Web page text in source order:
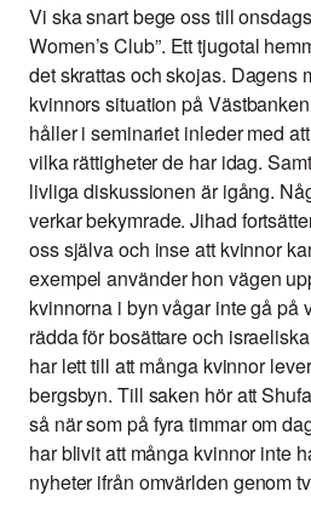
Vi ska snart bege oss till
Women’s Club”. Ett tjugotal
det skrattas och skojas. Dagens
kvinnors situation på
håller i seminariet inleder med
vilka rättigheter de har idag.
livliga diskussionen är igång.
verkar bekymrade. Jihad
oss själva och inse att kvinnor
exempel använder hon vägen
kvinnorna i byn vågar inte gå på
rädda för bosättare och
har lett till att många kvinnor
bergsbyn. Till saken hör att
så när som på fyra timmar om
har blivit att många kvinnor inte
nyheter ifrån omvärlden genom